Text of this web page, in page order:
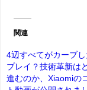
関連
4辺すべてがカーブし
プレイ？技術革新は
進むのか、Xiaomiの